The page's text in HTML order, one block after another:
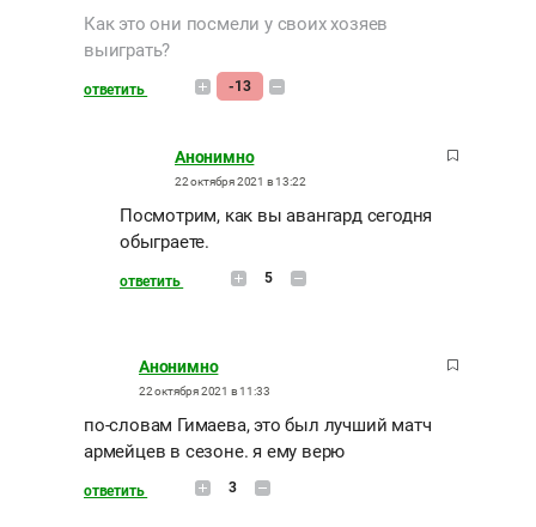
Как это они посмели у своих хозяев
выиграть?
ответить -13
Анонимно
22 октября 2021 в 13:22
Посмотрим, как вы авангард сегодня
обыграете.
ответить 5
Анонимно
22 октября 2021 в 11:33
по-словам Гимаева, это был лучший матч
армейцев в сезоне. я ему верю
ответить 3